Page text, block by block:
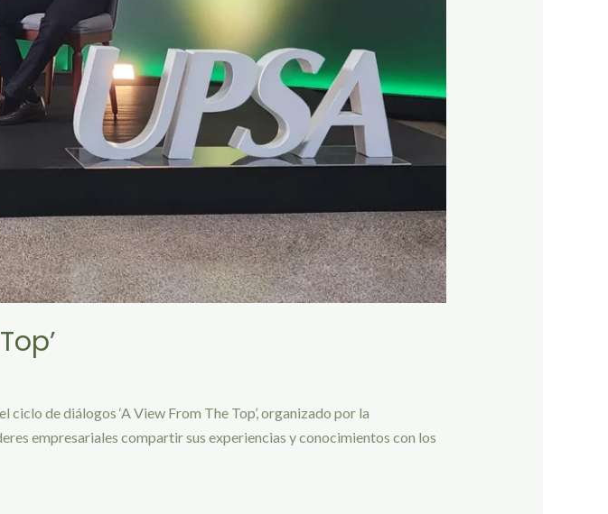
ciclo de diálogos ‘A View From The Top’, organizado por la
empresariales compartir sus experiencias y conocimientos con los